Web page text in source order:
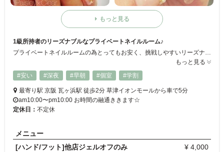
もっと見る
1級所持者のリーズナブルなプライベートネイルルーム♪
もっと見る
#安い
#深夜 #早朝 #個室 #学割
最寄り駅 京阪 瓦ヶ浜駅 徒歩2分 草津イオンモールから車で5分
am10:00〜pm10:00 お時間の融通ききます☆
定休日： 不定休
メニュー
[ハンド/フット]他店ジェルオフのみ
¥ 4,000